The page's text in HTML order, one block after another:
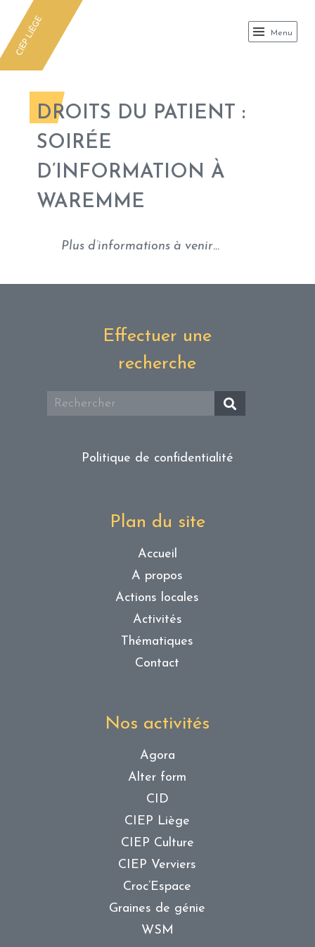
CIEP
CIEP LIÈGE Menu
DROITS DU PATIENT :
SOIRÉE
D’INFORMATION À
WAREMME
Plus d’informations à venir…
Effectuer une
recherche
Politique de confidentialité
Plan du site
Accueil
A propos
Actions locales
Activités
Thématiques
Contact
Nos activités
Agora
Alter form
CID
CIEP Liège
CIEP Culture
CIEP Verviers
Croc’Espace
Graines de génie
WSM